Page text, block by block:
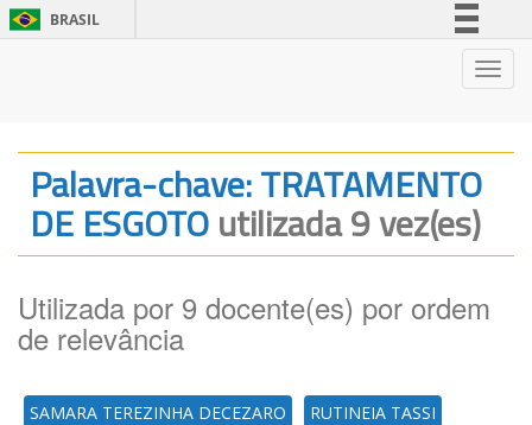
BRASIL
Legislação
Canais
Palavra-chave: TRATAMENTO
DE ESGOTOutilizada 9 vez(es)
Utilizada por 9 docente(es) por ordem
de relevância
SAMARA TEREZINHA DECEZARO RUTINEIA TASSI